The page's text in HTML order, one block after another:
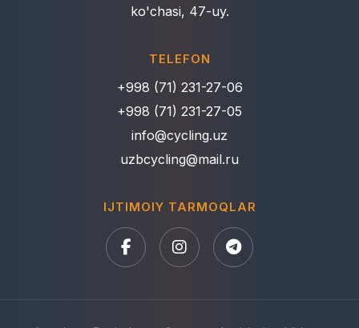
ko'chasi, 47-uy.
TELEFON
+998 (71) 231-27-06
+998 (71) 231-27-05
info@cycling.uz
uzbcycling@mail.ru
IJTIMOIY TARMOQLAR